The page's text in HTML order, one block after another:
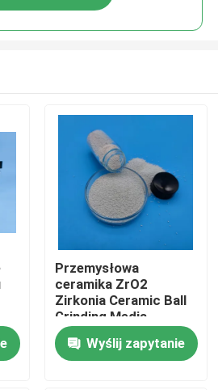
Przemysłowa
ceramika ZrO2
Zirkonia Ceramic Ball
Grinding Media
Zirkonium Silikatowe
koralikiWyślij zapytanie